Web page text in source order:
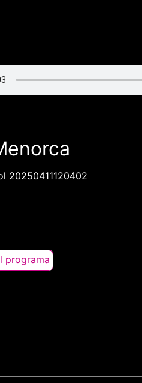
20250411120402
programa